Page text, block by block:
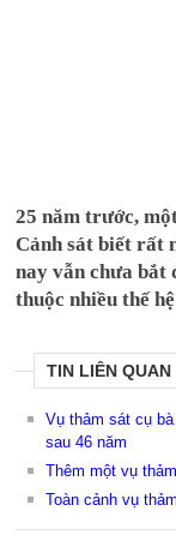
25 năm trước,
Cảnh sát biết rất
nay vẫn chưa bắt
thuộc nhiều thế
TIN LIÊN QUAN
Vụ thảm sát cụ
sau 46 năm
Thêm một vụ
Toàn cảnh vụ